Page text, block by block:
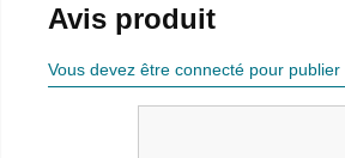
Avis produit
Vous devez être connecté pour publier